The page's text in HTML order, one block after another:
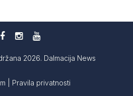
2026. Dalmacija News
Pravila privatnosti